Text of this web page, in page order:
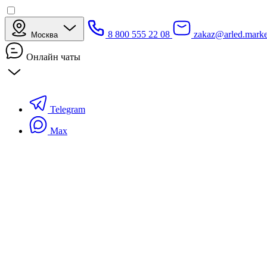
Москва 8 800 555 22 08
Онлайн чаты
Telegram
Max